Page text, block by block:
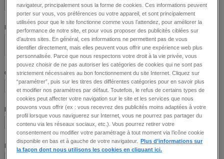
Description du poste
Contrat
Nom
Prénom
navigateur, principalement sous la forme de cookies. Ces informations peuvent
porter sur vous, vos préférences ou votre appareil, et sont principalement
utilisées pour que le site fonctionne comme vous l’attendez, pour améliorer la
performance de notre site, et pour vous proposer des publicités ciblées sur
d’autres sites. En général, ces informations ne permettent pas de vous
identifier directement, mais elles peuvent vous offrir une expérience web plus
personnalisée. Parce que nous respectons votre droit à la vie privée, vous
pouvez choisir de ne pas autoriser les catégories de cookies qui ne sont pas
strictement nécessaires au bon fonctionnement du site Internet. Cliquez sur
“paramétrer”, puis sur les titres des différentes catégories pour en savoir plus
et modifier nos paramètres par défaut. Toutefois, le refus de certains types de
cookies peut affecter votre navigation sur le site et les services que nous
pouvons vous offrir (ex : vous recevrez des publicités moins adaptées à votre
profil lorsque vous naviguerez sur Internet, vous ne pourrez pas partager du
contenu via les réseaux sociaux, etc.). Vous pourrez retirer votre
consentement ou modifier votre paramétrage à tout moment via l’icône cookie
disponible en bas et à gauche de votre navigateur.
Plus d’informations sur
la façon dont nous utilisons les cookies en cliquant ici.